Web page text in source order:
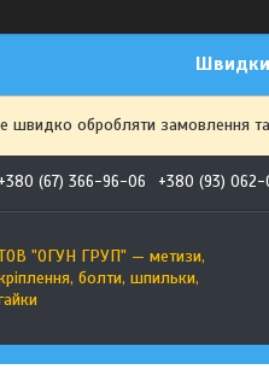
швидко обробляти замовлення
+380 (67) 366-96-06 +380 (93)
"ОГУН ГРУП" — метизи,
болти, шпильки,